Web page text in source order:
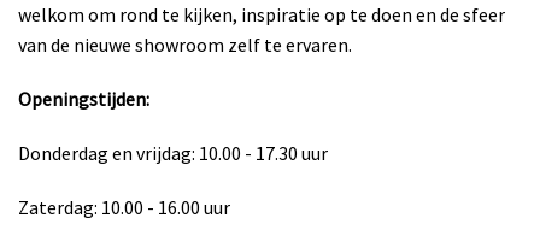
welkom om rond te kijken, inspiratie op te doen en de sfeer
van de nieuwe showroom zelf te ervaren.
Openingstijden:
Donderdag en vrijdag: 10.00 - 17.30 uur
Zaterdag: 10.00 - 16.00 uur